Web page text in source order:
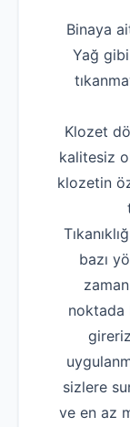
Binaya
Yağ gibi
Klozet
kalitesiz
klozetin
bazı
noktada
sizlere
ve en az